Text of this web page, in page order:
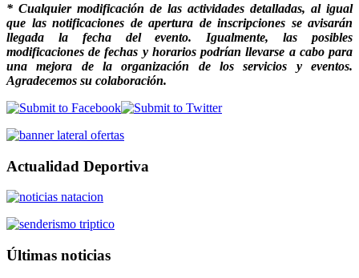
* Cualquier modificación de las actividades detalladas, al igual
que las notificaciones de apertura de inscripciones se avisarán
llegada la fecha del evento. Igualmente, las posibles
modificaciones de fechas y horarios podrían llevarse a cabo para
una mejora de la organización de los servicios y eventos.
Agradecemos su colaboración.
Actualidad Deportiva
Últimas noticias